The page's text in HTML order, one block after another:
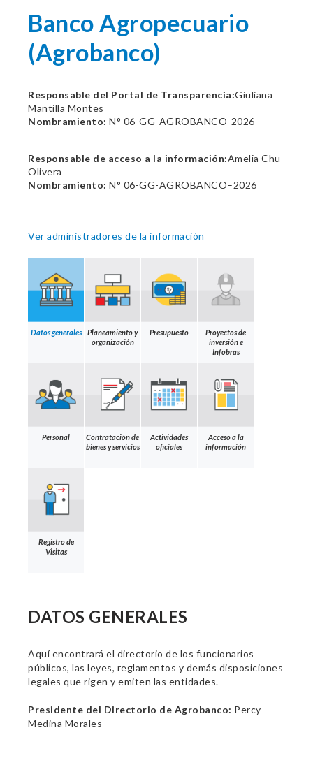
Banco Agropecuario
(Agrobanco)
Responsable del Portal de Transparencia:Giuliana
Mantilla Montes
Nombramiento: N° 06-GG-AGROBANCO-2026
Responsable de acceso a la información:Amelia Chu
Olivera
Nombramiento: N° 06-GG-AGROBANCO–2026
Ver administradores de la información
Datos generales
Planeamiento y
organización
Presupuesto
Proyectos de
inversión e
Infobras
Personal
Contratación de
bienes y servicios
Actividades
oficiales
Acceso a la
información
Registro de
Visitas
DATOS GENERALES
Aquí encontrará el directorio de los funcionarios
públicos, las leyes, reglamentos y demás disposiciones
legales que rigen y emiten las entidades.
Presidente del Directorio de Agrobanco: Percy
Medina Morales